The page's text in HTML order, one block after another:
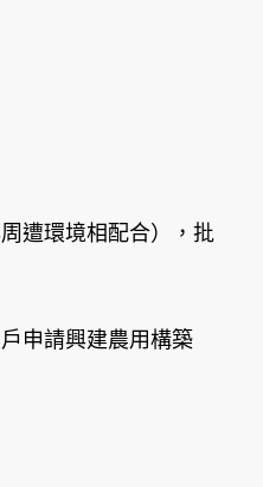
遭環境相配合），批
申請興建農用構築